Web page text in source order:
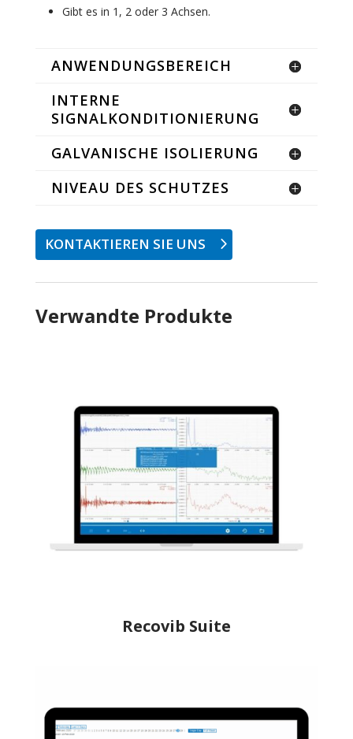
Gibt es in 1, 2 oder 3 Achsen.
ANWENDUNGSBEREICH
INTERNE
SIGNALKONDITIONIERUNG
GALVANISCHE ISOLIERUNG
NIVEAU DES SCHUTZES
KONTAKTIEREN SIE UNS
Verwandte Produkte
Recovib Suite